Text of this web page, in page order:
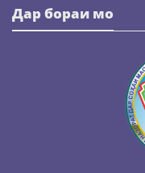
Дар бораи мо